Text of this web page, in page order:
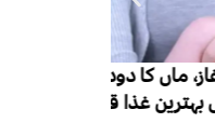
کا دودھ
غذا قرار